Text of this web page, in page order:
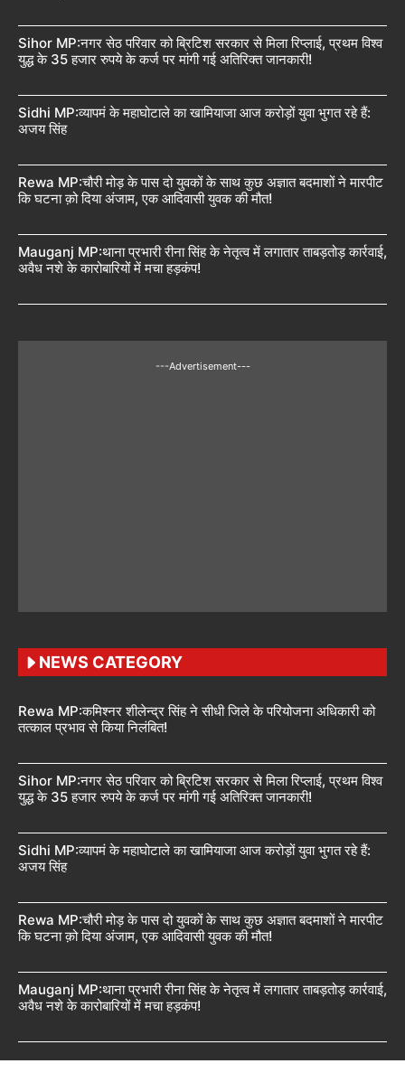
Sihor MP:नगर सेठ परिवार को ब्रिटिश सरकार से मिला रिप्लाई, प्रथम विश्व
युद्ध के 35 हजार रुपये के कर्ज पर मांगी गई अतिरिक्त जानकारी!
Sidhi MP:व्यापमं के महाघोटाले का खामियाजा आज करोड़ों युवा भुगत रहे हैं:
अजय सिंह
Rewa MP:चौरी मोड़ के पास दो युवकों के साथ कुछ अज्ञात बदमाशों ने मारपीट
कि घटना क़ो दिया अंजाम, एक आदिवासी युवक की मौत!
Mauganj MP:थाना प्रभारी रीना सिंह के नेतृत्व में लगातार ताबड़तोड़ कार्रवाई,
अवैध नशे के कारोबारियों में मचा हड़कंप!
---Advertisement---
NEWS CATEGORY
Rewa MP:कमिश्नर शीलेन्द्र सिंह ने सीधी जिले के परियोजना अधिकारी को
तत्काल प्रभाव से किया निलंबित!
Sihor MP:नगर सेठ परिवार को ब्रिटिश सरकार से मिला रिप्लाई, प्रथम विश्व
युद्ध के 35 हजार रुपये के कर्ज पर मांगी गई अतिरिक्त जानकारी!
Sidhi MP:व्यापमं के महाघोटाले का खामियाजा आज करोड़ों युवा भुगत रहे हैं:
अजय सिंह
Rewa MP:चौरी मोड़ के पास दो युवकों के साथ कुछ अज्ञात बदमाशों ने मारपीट
कि घटना क़ो दिया अंजाम, एक आदिवासी युवक की मौत!
Mauganj MP:थाना प्रभारी रीना सिंह के नेतृत्व में लगातार ताबड़तोड़ कार्रवाई,
अवैध नशे के कारोबारियों में मचा हड़कंप!